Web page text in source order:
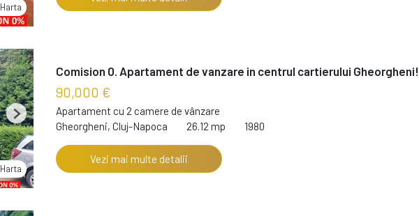
Harta
Harta
Next
Comision 0. Apartament de vanzare in centrul cartierului Gheorgheni!
90,000 €
Apartament cu 2 camere de vânzare
Gheorgheni, Cluj-Napoca
26.12 mp 1980
Vezi mai multe detalii